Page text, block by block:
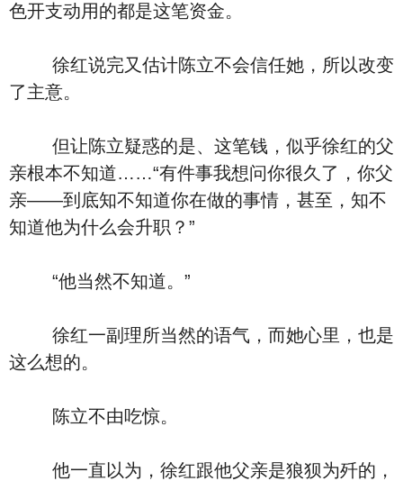
色开支动用的都是这笔资金。
徐红说完又估计陈立不会信任她，所以改变
了主意。
但让陈立疑惑的是、这笔钱，似乎徐红的父
亲根本不知道……“有件事我想问你很久了，你父
亲——到底知不知道你在做的事情，甚至，知不
知道他为什么会升职？”
“他当然不知道。”
徐红一副理所当然的语气，而她心里，也是
这么想的。
陈立不由吃惊。
他一直以为，徐红跟他父亲是狼狈为歼的，